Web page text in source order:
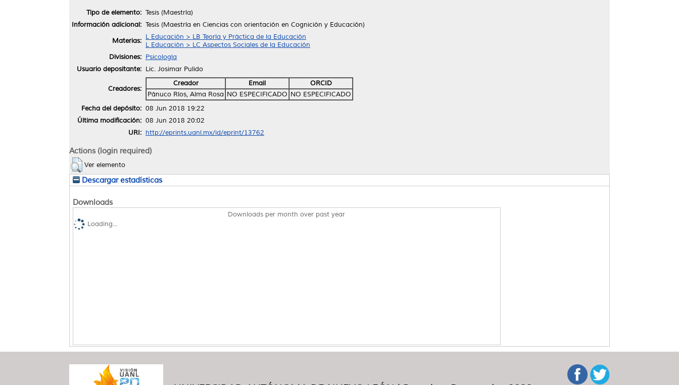
Tipo de elemento: Tesis (Maestría)
Información adicional: Tesis (Maestría en Ciencias con orientación en Cognición y Educación)
Materias: L Educación > LB Teoría y Práctica de la Educación
L Educación > LC Aspectos Sociales de la Educación
Divisiones: Psicología
Usuario depositante: Lic. Josimar Pulido
Creadores:
Creador Email
ORCID
Pánuco Ríos, Alma Rosa NO ESPECIFICADO NO ESPECIFICADO
Fecha del depósito: 08 Jun 2018 19:22
Última modificación: 08 Jun 2018 20:02
URI: http://eprints.uanl.mx/id/eprint/13762
Actions (login required)
Ver elemento
Descargar estadísticas
Downloads
Downloads per month over past year
Loading...